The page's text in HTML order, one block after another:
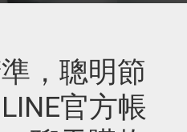
，聰明節
官方帳